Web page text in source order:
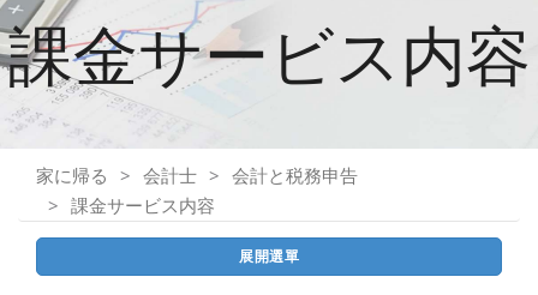
課金サービス内容
家に帰る 会計士
会計と税務申告
課金サービス内容
展開選單